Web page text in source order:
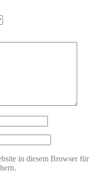
in diesem Browser für